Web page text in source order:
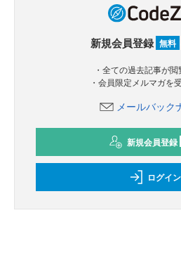
新規会員登録 無料
・全ての過去記事が
・会員限定メルマガを
メールバック
新規会員登録
ログイン